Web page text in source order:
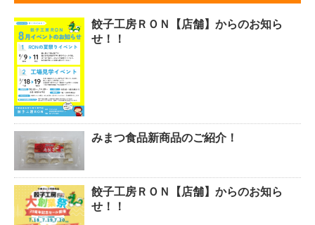
餃子工房ＲＯＮ【店舗】からのお知ら
せ！！
みまつ食品新商品のご紹介！
餃子工房ＲＯＮ【店舗】からのお知ら
せ！！